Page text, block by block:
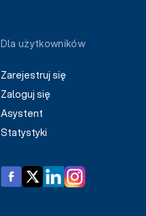
Dla użytkowników
Zarejestruj się
Zaloguj się
Asystent
Statystyki